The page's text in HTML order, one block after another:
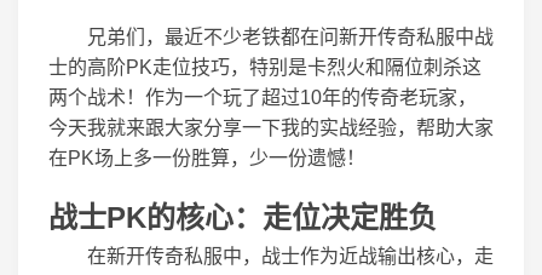
兄弟们，最近不少老铁都在问新开传奇私服中战
士的高阶PK走位技巧，特别是卡烈火和隔位刺杀这
两个战术！作为一个玩了超过10年的传奇老玩家，
今天我就来跟大家分享一下我的实战经验，帮助大家
在PK场上多一份胜算，少一份遗憾！
战士PK的核心：走位决定胜负
在新开传奇私服中，战士作为近战输出核心，走